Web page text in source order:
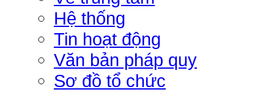
Hệ thống
Tin hoạt động
Văn bản pháp quy
Sơ đồ tổ chức